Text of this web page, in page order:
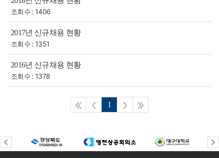
조회수 : 1406
2017년 신규채용 현황
조회수 : 1351
2016년 신규채용 현황
조회수 : 1378
1